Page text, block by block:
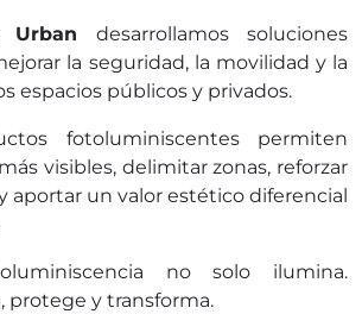
Urban desarrollamos soluciones
la seguridad, la movilidad y la
espacios públicos y privados.
fotoluminiscentes permiten
visibles, delimitar zonas, reforzar
aportar un valor estético diferencial
no solo ilumina.
protege y transforma.